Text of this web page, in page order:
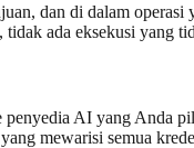
dan di dalam
ada eksekusi yang
AI yang
mewarisi semua